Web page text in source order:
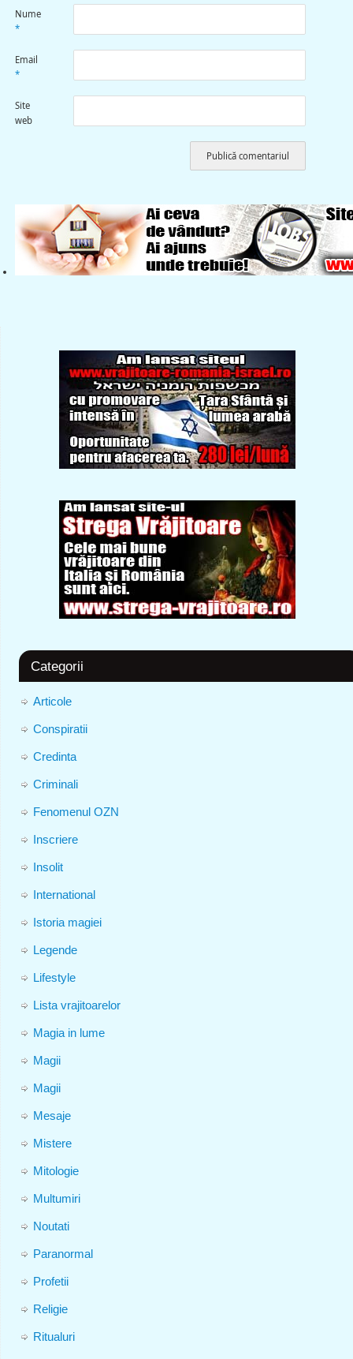
Nume
*
Email
*
Site
web
Categorii
Articole
Conspiratii
Credinta
Criminali
Fenomenul OZN
Inscriere
Insolit
International
Istoria magiei
Legende
Lifestyle
Lista vrajitoarelor
Magia in lume
Magii
Magii
Mesaje
Mistere
Mitologie
Multumiri
Noutati
Paranormal
Profetii
Religie
Ritualuri